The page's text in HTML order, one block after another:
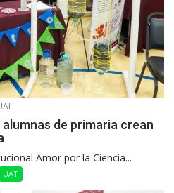
de primaria crean
Amor por la Ciencia...
UAT